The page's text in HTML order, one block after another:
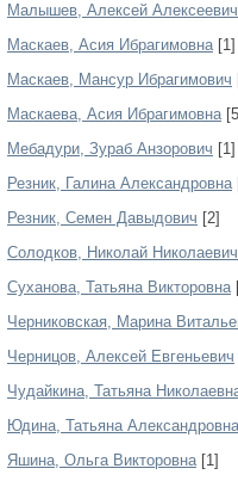
Малышев, Алексей Алексеевич
Маскаев, Асия Ибрагимовна[1]
Маскаев, Мансур Ибрагимович
Маскаева, Асия Ибрагимовна
Мебадури, Зураб Анзорович [1]
Резник, Галина Александровна
Резник, Семен Давыдович [2]
Солодков, Николай Николаевич
Суханова, Татьяна Викторовна
Черниковская, Марина
Черницов, Алексей Евгеньевич
Чудайкина, Татьяна
Юдина, Татьяна Александровна
Яшина, Ольга Викторовна[1]